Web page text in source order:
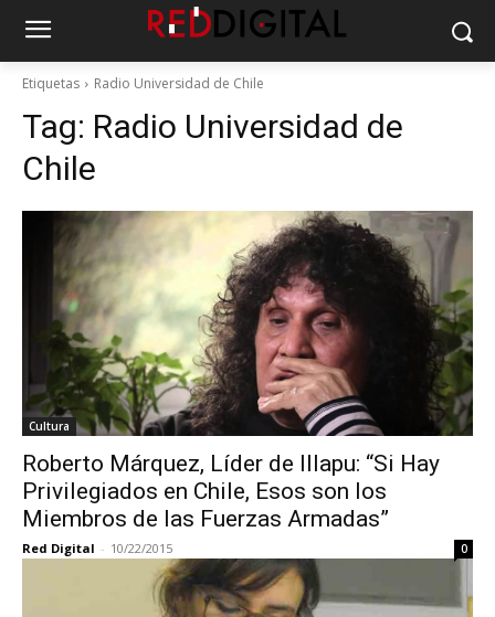
Etiquetas Radio Universidad de Chile
Tag: Radio Universidad de
Chile
Cultura
Roberto Márquez, Líder de Illapu: “Si Hay
Privilegiados en Chile, Esos son los
Miembros de las Fuerzas Armadas”
Red Digital - 10/22/2015 0